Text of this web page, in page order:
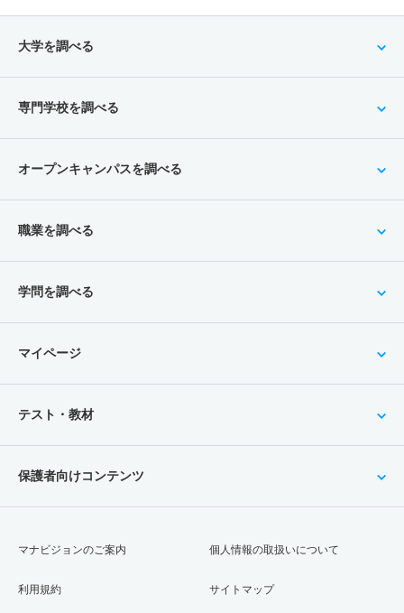
大学を調べる
専門学校を調べる
オープンキャンパスを調べる
職業を調べる
学問を調べる
マイページ
テスト・教材
保護者向けコンテンツ
マナビジョンのご案内
利用規約
個人情報の取扱いについて
サイトマップ